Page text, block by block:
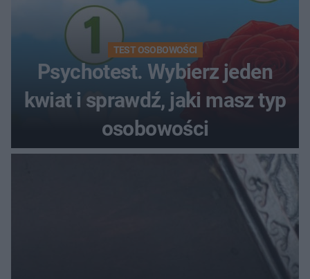
TEST OSOBOWOŚCI
Psychotest. Wybierz jeden
kwiat i sprawdź, jaki masz typ
osobowości